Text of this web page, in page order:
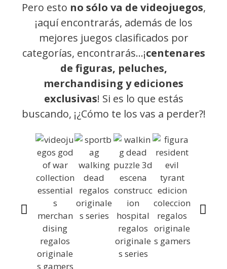
Pero esto no sólo va de videojuegos,
¡aquí encontrarás, además de los
mejores juegos clasificados por
categorías, encontrarás…¡centenares
de figuras, peluches,
merchandising y ediciones
exclusivas! Si es lo que estás
buscando, ¡¿Cómo te los vas a perder?!